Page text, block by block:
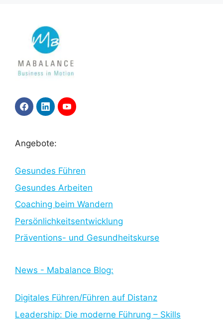
F
a
b
o
L
i
e
d
Y
o
Angebote:
Gesundes Führen
Gesundes Arbeiten
Coaching beim Wandern
Persönlichkeitsentwicklung
Präventions- und Gesundheitskurse
News - Mabalance Blog:
Digitales Führen/Führen auf Distanz
Leadership: Die moderne Führung – Skills